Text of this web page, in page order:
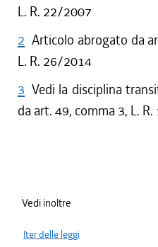
L. R. 22/2007
2 Articolo abrogato da
L. R. 26/2014
3 Vedi la disciplina
da art. 49, comma 3, L.
Vedi inoltre
Iter delle leggi